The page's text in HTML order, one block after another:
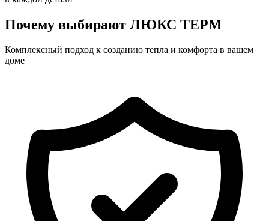
Почему выбирают ЛЮКС ТЕРМ
Комплексный подход к созданию тепла и комфорта в вашем
доме